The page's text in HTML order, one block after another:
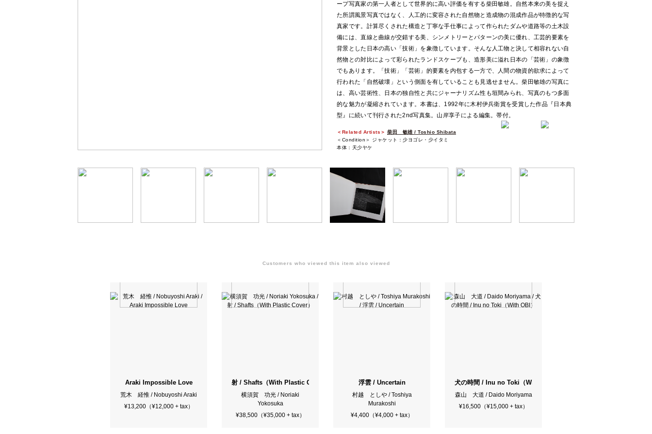
ープ写真家の第一人者として世界的に高い評価を有する柴田敏雄。自然本来の美を捉え
た所謂風景写真ではなく、人工的に変容された自然物と造成物の混成作品が特徴的な写
真家です。計算尽くされた構造と丁寧な手仕事によって作られたダムや道路等の土木設
備には、直線と曲線が交錯する美、シンメトリーとパターンの美に優れ、工芸的要素を
背景とした日本の高い「技術」を象徴しています。そんな人工物と決して相容れない自
然物との対比によって彩られたランドスケープも、造形美に溢れ日本の「芸術」の象徴
でもあります。「技術」「芸術」的要素を内包する一方で、人間の物資的欲求によって
行われた「自然破壊」という側面を有していることも見逃せません。柴田敏雄の写真に
は、高い芸術性、日本の独自性と共にジャーナリズム性も垣間みられ、写真のもつ多面
的な魅力が凝縮されています。本書は、1992年に木村伊兵衛賞を受賞した作品『日本典
型』に続いて刊行された2nd写真集。山岸享子による編集。帯付。
＜Related Artists＞ 柴田 敏雄 / Toshio Shibata
＜Condition＞ ジャケット：少ヨゴレ・少イタミ
本体：天少ヤケ
Customers who viewed this item also viewed
Araki Impossible Love
荒木 経惟 / Nobuyoshi Araki
¥13,200（¥12,000 + tax）
射 / Shafts（With Plastic Cover）
横須賀 功光 / Noriaki
Yokosuka
¥38,500（¥35,000 + tax）
浮雲 / Uncertain
村越 としや / Toshiya
Murakoshi
¥4,400（¥4,000 + tax）
犬の時間 / Inu no Toki（With OBI）
森山 大道 / Daido Moriyama
¥16,500（¥15,000 + tax）